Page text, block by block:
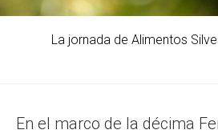
La jornada de Alimentos
En el marco de la décima